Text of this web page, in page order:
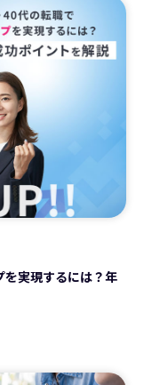
実現するには？年